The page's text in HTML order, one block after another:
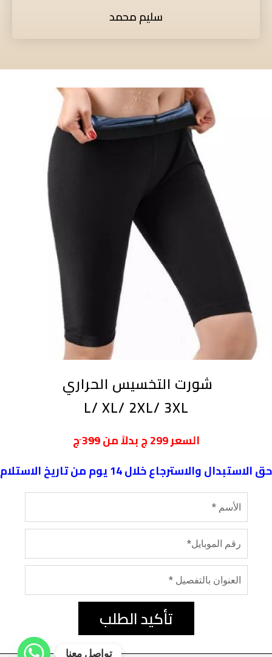
سليم محمد
شورت التخسيس الحراري
L/ XL/ 2XL/ 3XL
السعر299ج بدلاً من 399
حق الاستبدال والاسترجاع خلال 14 يوم من تاريخ الاستلام
تأكيد الطلب
تواصل معنا